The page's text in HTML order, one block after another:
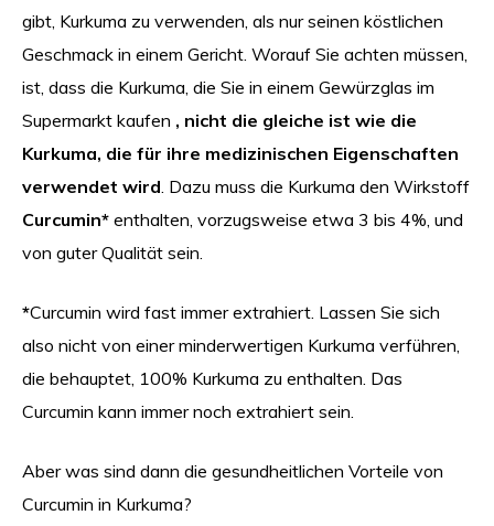
gibt, Kurkuma zu verwenden, als nur seinen köstlichen
Geschmack in einem Gericht. Worauf Sie achten müssen,
ist, dass die Kurkuma, die Sie in einem Gewürzglas im
Supermarkt kaufen , nicht die gleiche ist wie die
Kurkuma, die für ihre medizinischen Eigenschaften
verwendet wird . Dazu muss die Kurkuma den Wirkstoff
Curcumin* enthalten, vorzugsweise etwa 3 bis 4%, und
von guter Qualität sein.
*Curcumin wird fast immer extrahiert. Lassen Sie sich
also nicht von einer minderwertigen Kurkuma verführen,
die behauptet, 100% Kurkuma zu enthalten. Das
Curcumin kann immer noch extrahiert sein.
Aber was sind dann die gesundheitlichen Vorteile von
Curcumin in Kurkuma?